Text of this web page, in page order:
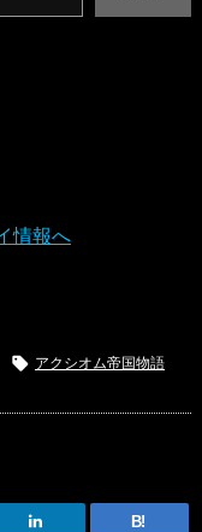
 アクシオム帝国物語
B!